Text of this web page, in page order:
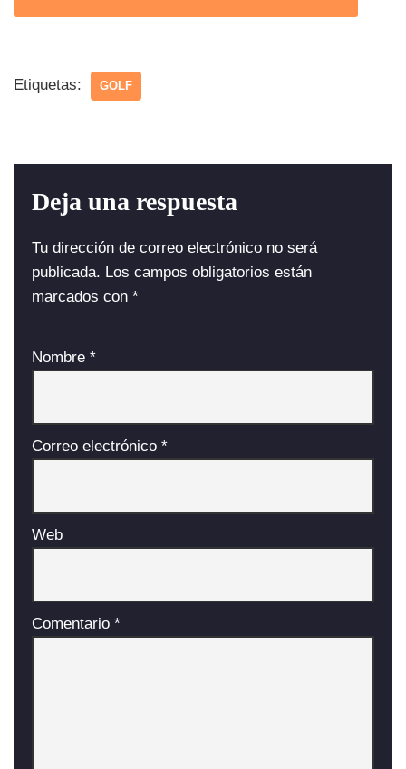
Etiquetas: GOLF
Deja una respuesta
Tu dirección de correo electrónico no será
publicada. Los campos obligatorios están
marcados con *
Nombre *
Correo electrónico *
Web
Comentario *